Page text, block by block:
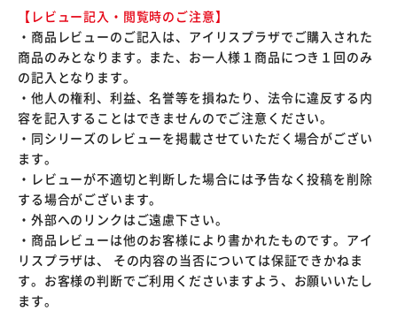
【レビュー記入・閲覧時のご注意】
・商品レビューのご記入は、アイリスプラザでご購入された
商品のみとなります。また、お一人様１商品につき１回のみ
の記入となります。
・他人の権利、利益、名誉等を損ねたり、法令に違反する内
容を記入することはできませんのでご注意ください。
・同シリーズのレビューを掲載させていただく場合がござい
ます。
・レビューが不適切と判断した場合には予告なく投稿を削除
する場合がございます。
・外部へのリンクはご遠慮下さい。
・商品レビューは他のお客様により書かれたものです。アイ
リスプラザは、 その内容の当否については保証できかねま
す。お客様の判断でご利用くださいますよう、お願いいたし
ます。